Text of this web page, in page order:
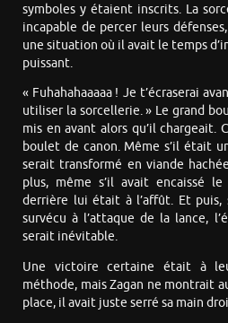
symboles y étaient inscrits. La
incapable de percer leurs
une situation où il avait le temps
puissant.
« Fuhahahaaaaa ! Je t’écraserai
utiliser la sorcellerie. » Le grand
mis en avant alors qu’il chargeait.
boulet de canon. Même s’il était
serait transformé en viande
plus, même s’il avait encaissé
derrière lui était à l’affût. Et puis,
survécu à l’attaque de la lance,
serait inévitable.
Une victoire certaine était à
méthode, mais Zagan ne montrait
place, il avait juste serré sa main